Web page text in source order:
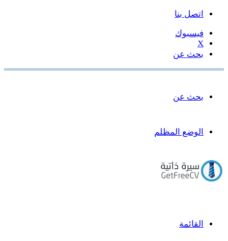
اتصل بنا
فيسبوك
‫X
بحث عن
بحث عن
الوضع المظلم
القائمة